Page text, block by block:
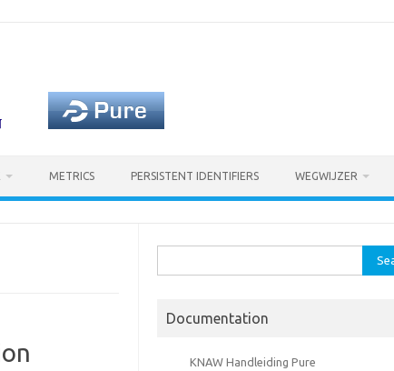
METRICS PERSISTENT IDENTIFIERS WEGWIJZER
for:
Documentation
KNAW Handleiding Pure